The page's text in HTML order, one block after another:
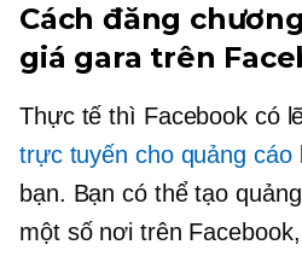
Cách đăng
giá gara trên
Thực tế thì Facebook có
trực tuyến cho quảng cáo
bạn. Bạn có thể tạo
một số nơi trên